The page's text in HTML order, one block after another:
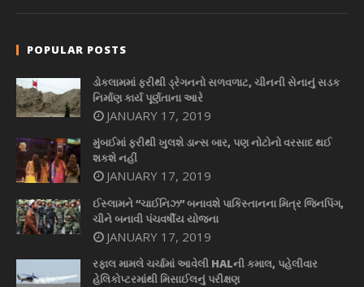
POPULAR POSTS
ડોકલામમાં ફરીથી ડ્રેગનનો સળવળાટ, ચીનની સેનાનું સડક
નિર્માણ કાર્ય પૂર્ણતાના આરે
JANUARY 17, 2019
મુંબઈમાં ફરીથી ખુલશે ડાન્સ બાર, પણ નોટોનો વરસાદ થઈ
શકશે નહીં
JANUARY 17, 2019
ઈસ્લામને “ચાઈનિઝ” બનાવશે પાકિસ્તાનના મિત્ર જિનપિંગ,
ચીને બનાવી પંચવર્ષીય યોજના
JANUARY 17, 2019
રફાલ મામલે ચર્ચામાં આવેલી HALની કમાલ, પહેલીવાર
હેલિકોપ્ટરમાંથી મિસાઈલનું પરીક્ષણ